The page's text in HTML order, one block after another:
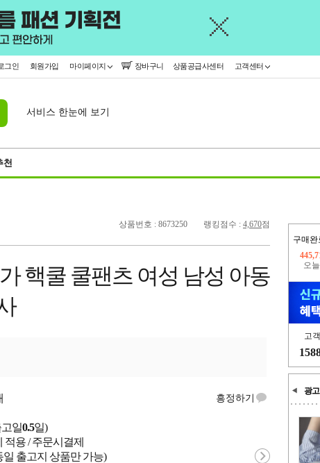
그인 회원가입 마이페이지 장바구니 상품공급사센터 고객센터
서비스 한눈에 보기
천
구매완
오
고
광고
상품번호 : 8673250 랭킹점수 : 4,670점
핵쿨 쿨팬츠 여성 남성 아동
흥정하기
일0.5일)
적용 / 주문시결제
일 출고지 상품만 가능)